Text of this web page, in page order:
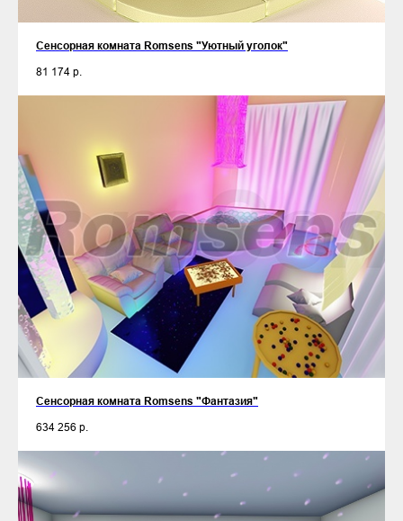
Сенсорная комната Romsens "Уютный уголок"
81 174 р.
Сенсорная комната Romsens "Фантазия"
634 256 р.